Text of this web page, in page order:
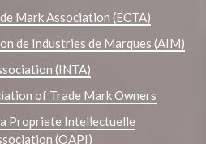
Mark Association (ECTA)
de Industries de Marques (AIM)
(INTA)
of Trade Mark Owners
Propriete Intellectuelle
(OAPI)